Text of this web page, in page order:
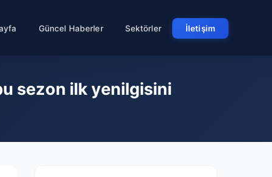
Güncel Haberler Sektörler İletişim
sezon ilk yenilgisini